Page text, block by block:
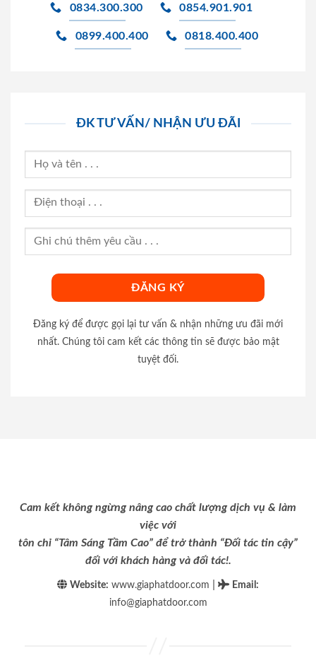
0834.300.300 0854.901.901
0899.400.400 0818.400.400
ĐK TƯ VẤN/ NHẬN ƯU ĐÃI
Đăng ký để được gọi lại tư vấn & nhận những ưu đãi mới
nhất. Chúng tôi cam kết các thông tin sẽ được bảo mật
tuyệt đối.
Cam kết không ngừng nâng cao chất lượng dịch vụ & làm
việc với
tôn chỉ “Tâm Sáng Tầm Cao” để trở thành “Đối tác tin cậy”
đối với khách hàng và đối tác!.
Website: www.giaphatdoor.com Email :
info@giaphatdoor.com